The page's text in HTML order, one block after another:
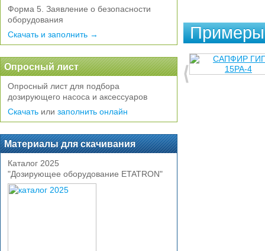
Примеры
Форма 5. Заявление о безопасности
оборудования
Скачать и заполнить →
Опросный лист
Опросный лист для подбора
дозирующего насоса и аксессуаров
Скачать или заполнить онлайн
Материалы для скачивания
Каталог 2025
"Дозирующее оборудование ETATRON"